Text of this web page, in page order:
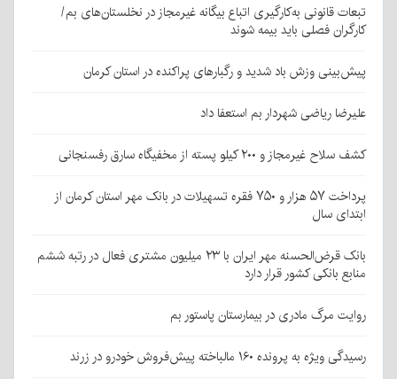
تبعات قانونی به‌کارگیری اتباع بیگانه غیرمجاز در نخلستان‌های بم/
کارگران فصلی باید بیمه شوند
پیش‌بینی وزش باد شدید و رگبارهای پراکنده در استان کرمان
علیرضا ریاضی شهردار بم استعفا داد
کشف سلاح غیرمجاز و ۲۰۰ کیلو پسته از مخفیگاه سارق رفسنجانی
پرداخت ۵۷ هزار و ۷۵۰ فقره تسهیلات در بانک مهر استان کرمان از
ابتدای سال
بانک قرض‌الحسنه مهر ایران با ۲۳ میلیون مشتری فعال در رتبه ششم
منابع بانکی کشور قرار دارد
روایت مرگ مادری در بیمارستان پاستور بم
رسیدگی ویژه به پرونده ۱۶۰ مالباخته پیش‌فروش خودرو در زرند